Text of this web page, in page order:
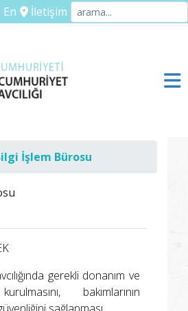
En İletişim
İşlem Bürosu
gerekli donanım ve
bakımlarının